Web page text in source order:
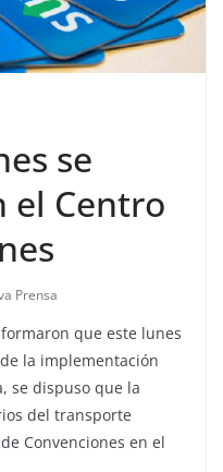
se
el Centro
Prensa
que este lunes
la implementación
se dispuso que la
del transporte
Convenciones en el